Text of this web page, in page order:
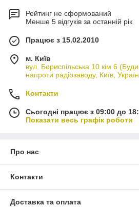
Рейтинг не сформований
Менше 5 відгуків за останній рік
Працює з 15.02.2010
м. Київ
вул. Бориспільська 10 кім 6
напроти радіозаводу, Київ,
Контакти
Сьогодні працює з 09:00 до
Показати весь графік роботи
Про нас
Контакти
Доставка та оплата